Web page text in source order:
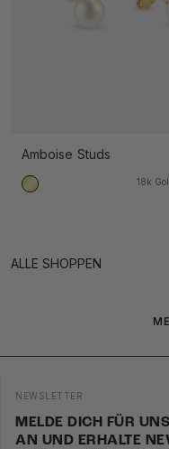
Amboise Studs
18k Gold Vermeil
18k
ALLE SHOPPEN
Unsere
NEWSLETTER
MELDE DICH FÜR
AN UND ERHALTE